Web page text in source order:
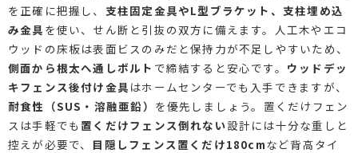
を正確に把握し、 支柱固定金具やL型ブラケット、支柱埋め込
み金具 を使い、せん断と引抜の双方に備えます。人工木やエコ
ウッドの床板は表面ビスのみだと保持力が不足しやすいため、
側面から根太へ通しボルト で締結すると安心です。 ウッドデッ
キフェンス後付け金具 はホームセンターでも入手できますが、
耐食性（SUS・溶融亜鉛） を優先しましょう。置くだけフェン
スは手軽でも 置くだけフェンス倒れない設計には十分な重しと
控えが必要で、 目隠しフェンス置くだけ180cmなど背高タイ